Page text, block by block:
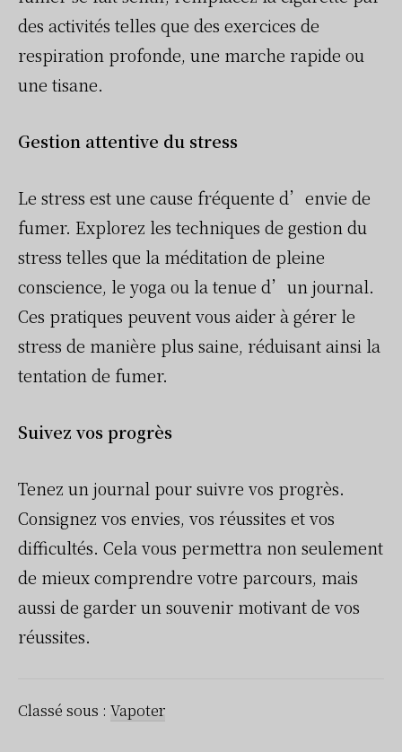
des activités telles que des exercices de
respiration profonde, une marche rapide ou
une tisane.
Gestion attentive du stress
Le stress est une cause fréquente d’envie de
fumer. Explorez les techniques de gestion du
stress telles que la méditation de pleine
conscience, le yoga ou la tenue d’un journal.
Ces pratiques peuvent vous aider à gérer le
stress de manière plus saine, réduisant ainsi la
tentation de fumer.
Suivez vos progrès
Tenez un journal pour suivre vos progrès.
Consignez vos envies, vos réussites et vos
difficultés. Cela vous permettra non seulement
de mieux comprendre votre parcours, mais
aussi de garder un souvenir motivant de vos
réussites.
Classé sous : Vapoter